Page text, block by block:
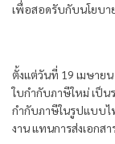
เพื่อสอดรับกับนโยบา
ตั้งแต่วันที่ 19 เมษาย
ใบกำกับภาษีใหม่ เป็น
กำกับภาษีในรูปแบบ
งาน แทนการส่งเอกส